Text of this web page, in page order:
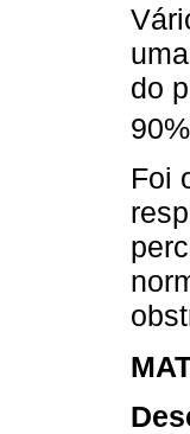
do
Foi